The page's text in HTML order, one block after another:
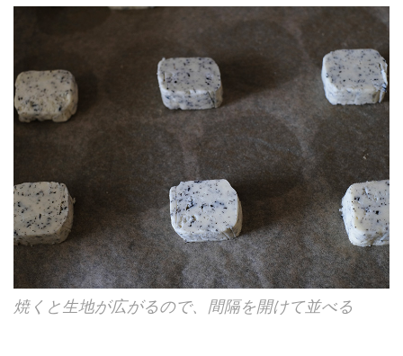
焼くと生地が広がるので、間隔を開けて並べる